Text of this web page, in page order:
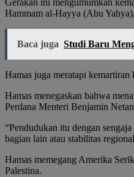
Gerakan ini mengumumkan
Hammam al-Hayya (Abu
Baca juga Studi Baru
Hamas juga meratapi
Hamas menegaskan bahwa
Perdana Menteri Benjamin
“Pendudukan itu dengan
bagian lain atau stabilitas
Hamas memegang Amerika
Palestina.